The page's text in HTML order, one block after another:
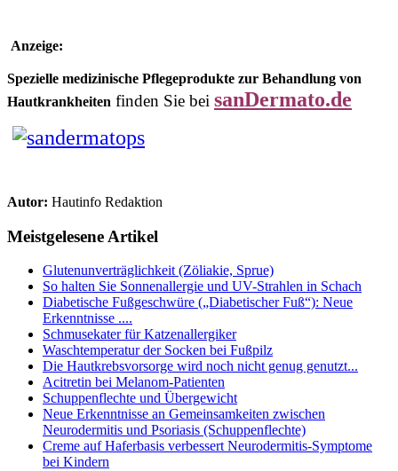
Anzeige:
Spezielle medizinische Pflegeprodukte zur Behandlung von
Hautkrankheiten finden Sie bei sanDermato.de
Autor: Hautinfo Redaktion
Meistgelesene Artikel
Glutenunverträglichkeit (Zöliakie, Sprue)
So halten Sie Sonnenallergie und UV-Strahlen in Schach
Diabetische Fußgeschwüre („Diabetischer Fuß“): Neue
Erkenntnisse ....
Schmusekater für Katzenallergiker
Waschtemperatur der Socken bei Fußpilz
Die Hautkrebsvorsorge wird noch nicht genug genutzt...
Acitretin bei Melanom-Patienten
Schuppenflechte und Übergewicht
Neue Erkenntnisse an Gemeinsamkeiten zwischen
Neurodermitis und Psoriasis (Schuppenflechte)
Creme auf Haferbasis verbessert Neurodermitis-Symptome
bei Kindern